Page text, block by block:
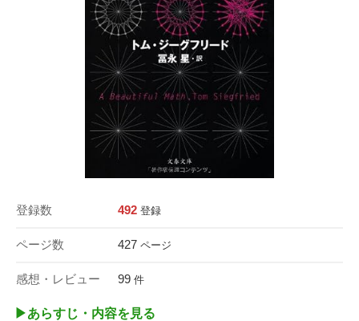
登録数 492 登録
ページ数 427 ページ
感想・レビュー 99 件
▶︎あらすじ・内容を見る